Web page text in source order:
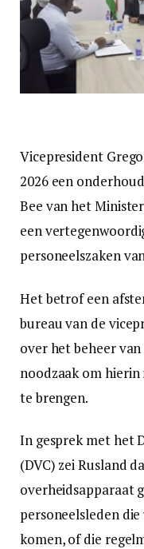
Vicepresident
2026 een
Bee van het
een
personeelszaken
Het betrof een
bureau van de
over het beheer
noodzaak om
te brengen.
In gesprek met het
(DVC) zei Rusland
overheidsapparaat
personeelsleden
komen, of die